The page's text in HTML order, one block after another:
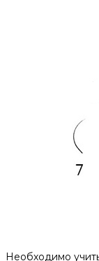
Необходимо